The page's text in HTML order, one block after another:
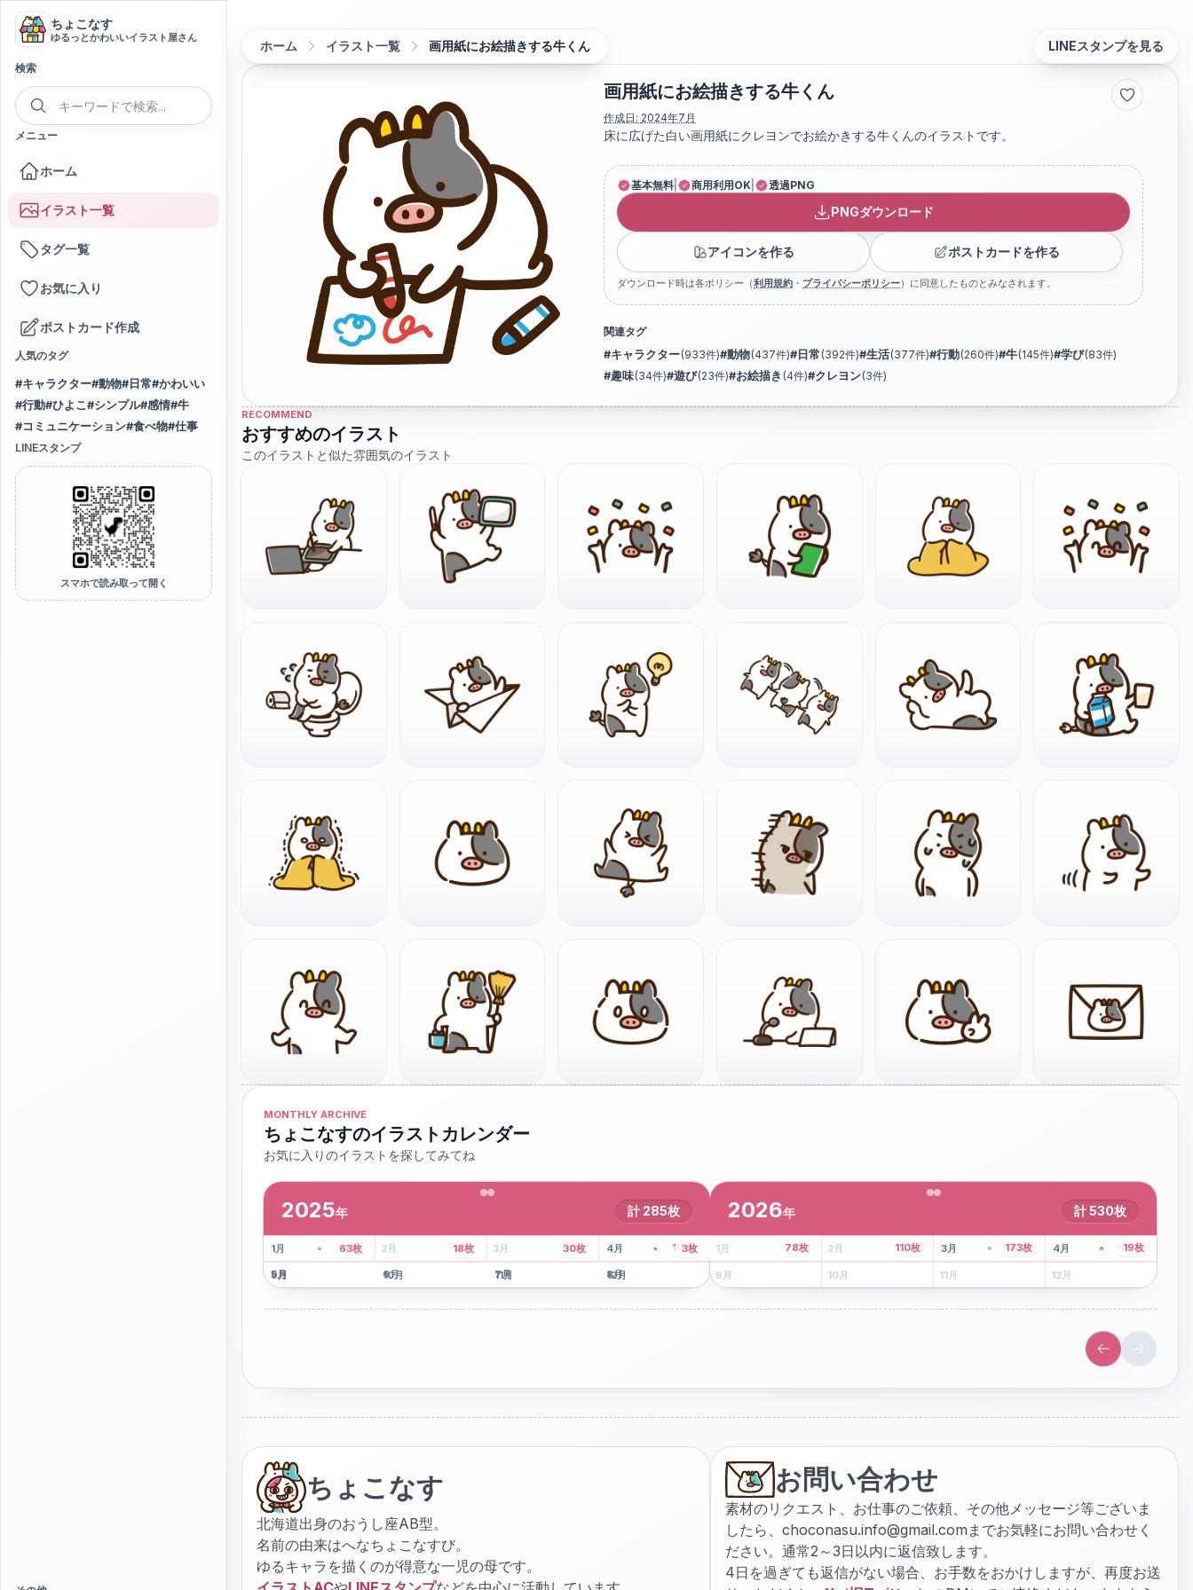
ちょこなす
ゆるっとかわいいイラスト屋さん
検索
メニュー
ホーム
イラスト一覧
タグ一覧
お気に入り
ポストカード作成
人気のタグ
#キャラクター#動物# 日常#かわいい
#行動#ひよこ#シンプル#感情#牛
#コミュニケーション#食べ物#仕事
LINEスタンプ
スマホで読み取って開く
ホーム イラスト一覧 画用紙にお絵描きする牛くん LINEスタンプを見る
画用紙にお絵描きする牛くん
作成日: 2024年7月
床に広げた白い画用紙にクレヨンでお絵かきする牛くんのイラストです。
基本無料 商用利用OK 透過PNG
PNGダウンロード
アイコンを作る ポストカードを作る
ダウンロード時は各ポリシー（利用規約 ・ プライバシーポリシー）に同意したものとみなされます。
関連タグ
#キャラクター(933件)#動物(437件)#日常 (392件)#生活(377件)#行動(260件)#牛(145件)#学び(83件)
#趣味(34件)#遊び(23件)#お絵描き (4件)#クレヨン(3件)
RECOMMEND
おすすめのイラスト
このイラストと似た雰囲気のイラスト
MONTHLY ARCHIVE
ちょこなすのイラストカレンダー
お気に入りのイラストを探してみてね
2025年 計 285枚
1月 2枚 2月 3月 4月 8枚
5月
41枚
6月
13枚
7月
6枚
8月
101枚
9月
63枚
10月
18枚
11月
30枚
12月
3枚
2026年 計530枚
1月 2月 3月 43枚 4月 107枚
5 月
78枚
6月
110枚
7 月
173枚
8月
19枚
9 月 10月 11月 12月
ちょこなす
北海道出身のおうし座AB型。
名前の由来はへなちょこなすび。
ゆるキャラを描くのが得意な一児の母です。
お問い合わせ
素材のリクエスト、お仕事のご依頼、その他メッセージ等ございま
したら、 choconasu.info@gmail.com までお気軽にお問い合わせく
ださい。通常2～3日以内に返信致します。
4日を過ぎても返信がない場合、お手数をおかけしますが、再度お送